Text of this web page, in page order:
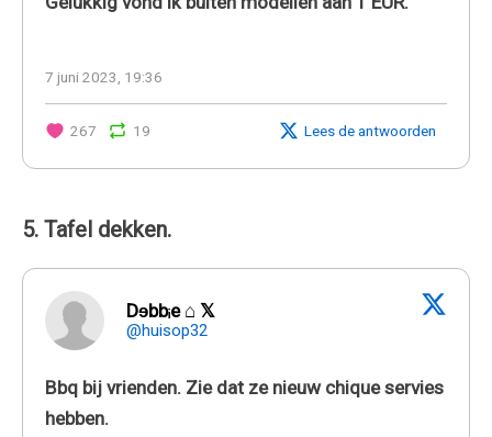
7 juni 2023, 19:36
267 19 Lees de antwoorden
5. Tafel dekken.
Dɘbbᵢe ⌂ 𝕏
@huisop32
Bbq bij vrienden. Zie dat ze nieuw chique servies
hebben.